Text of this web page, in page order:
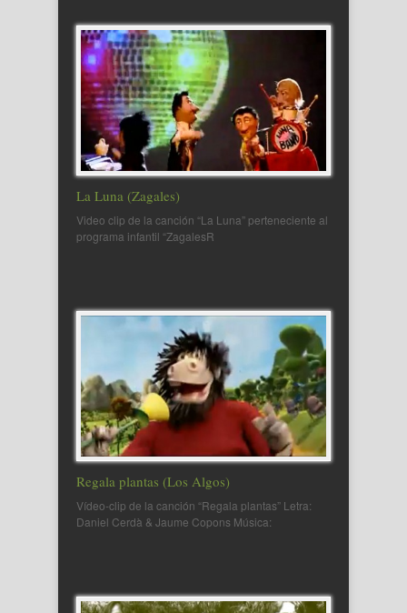
La Luna (Zagales)
Video clip de la canción “La Luna” perteneciente al
programa infantil “ZagalesR
Regala plantas (Los Algos)
Vídeo-clip de la canción “Regala plantas” Letra:
Daniel Cerdà & Jaume Copons Música: